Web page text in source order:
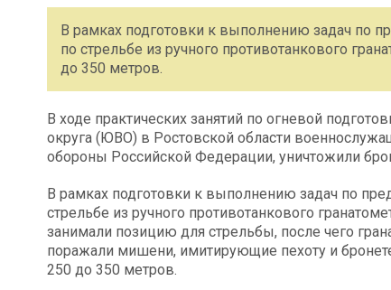
В рамках подготовки к выполнению задач по
по стрельбе из ручного противотанкового
до 350 метров.
В ходе практических занятий по огневой
округа (ЮВО) в Ростовской области
обороны Российской Федерации, уничтожили
В рамках подготовки к выполнению задач по
стрельбе из ручного противотанкового
занимали позицию для стрельбы, после чего
поражали мишени, имитирующие пехоту и
250 до 350 метров.